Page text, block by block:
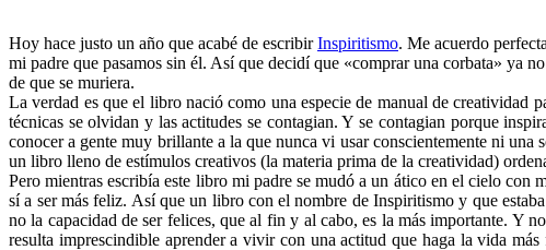
Hoy hace justo un año que acabé de escribirInspiritismo. Me acuerdo
mi padre que pasamos sin él. Así que decidí que «comprar una corbata» ya
de que se muriera.
La verdad es que el libro nació como una especie de manual de creatividad
técnicas se olvidan y las actitudes se contagian. Y se contagian porque
conocer a gente muy brillante a la que nunca vi usar conscientemente ni
un libro lleno de estímulos creativos (la materia prima de la creatividad)
Pero mientras escribía este libro mi padre se mudó a un ático en el cielo con
sí a ser más feliz. Así que un libro con el nombre de Inspiritismo y que
no la capacidad de ser felices, que al fin y al cabo, es la más importante. Y
resulta imprescindible aprender a vivir con una actitud que haga la vida